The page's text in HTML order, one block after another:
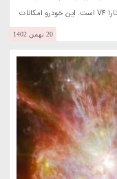
تارا وی4 LX / تارا V4 LX معرفی گشت که نسخه جایگزین تارا V4 است. این خودرو امکانات
20 بهمن 1402